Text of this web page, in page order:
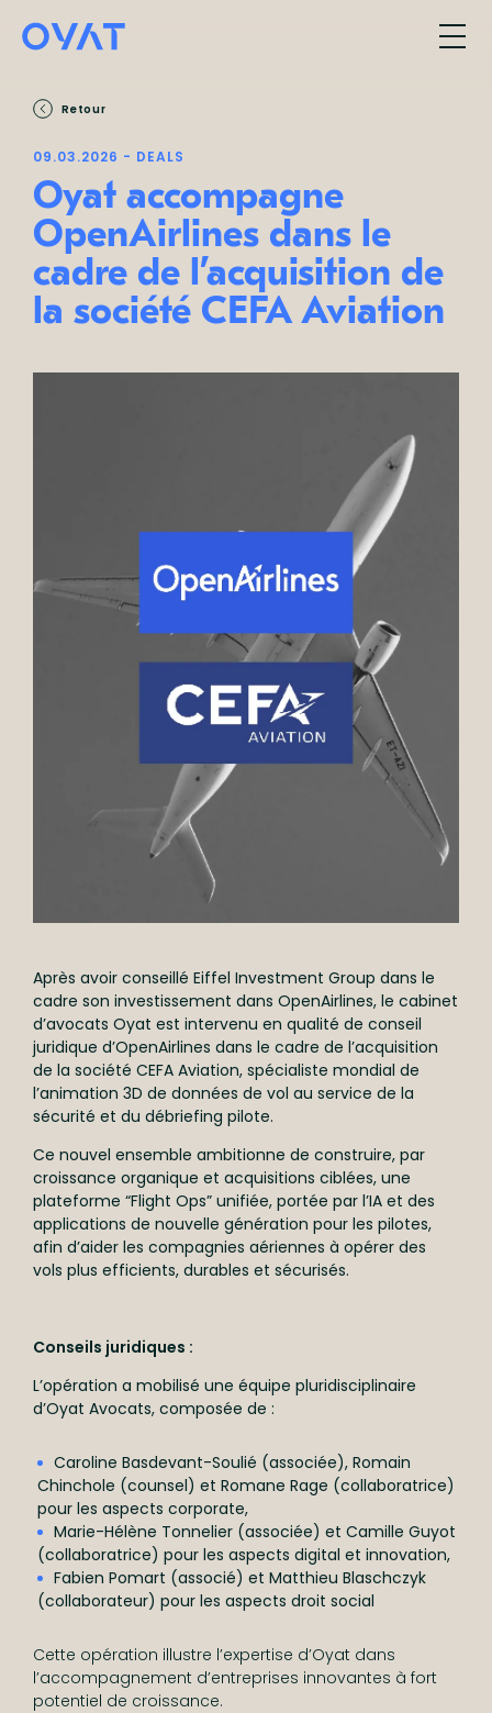
À propos
International
Formations
Savoir-faire
Équipe
RSE
Retour
09.03.2026 - DEALS
Oyat accompagne
OpenAirlines dans le
cadre de l’acquisition de
la société CEFA Aviation
Après avoir conseillé Eiffel Investment Group dans le
cadre son investissement dans OpenAirlines, le cabinet
d’avocats Oyat est intervenu en qualité de conseil
juridique d’OpenAirlines dans le cadre de l’acquisition
de la société CEFA Aviation, spécialiste mondial de
l’animation 3D de données de vol au service de la
sécurité et du débriefing pilote.
Ce nouvel ensemble ambitionne de construire, par
croissance organique et acquisitions ciblées, une
plateforme “Flight Ops” unifiée, portée par l’IA et des
applications de nouvelle génération pour les pilotes,
afin d’aider les compagnies aériennes à opérer des
vols plus efficients, durables et sécurisés.
Conseils juridiques :
L’opération a mobilisé une équipe pluridisciplinaire
d’Oyat Avocats, composée de :
Caroline Basdevant-Soulié (associée), Romain
Chinchole (counsel) et Romane Rage (collaboratrice)
pour les aspects corporate,
Marie-Hélène Tonnelier (associée) et Camille Guyot
(collaboratrice) pour les aspects digital et innovation,
Fabien Pomart (associé) et Matthieu Blaschczyk
(collaborateur) pour les aspects droit social
Cette opération illustre l’expertise d’Oyat dans
l’accompagnement d’entreprises innovantes à fort
potentiel de croissance.